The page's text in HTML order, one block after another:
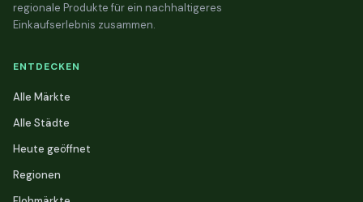
regionale Produkte für ein nachhaltigeres
Einkaufserlebnis zusammen.
ENTDECKEN
Alle Märkte
Alle Städte
Heute geöffnet
Regionen